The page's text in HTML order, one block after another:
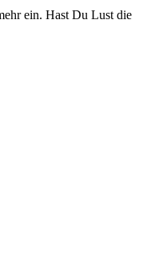
ein. Hast Du Lust die